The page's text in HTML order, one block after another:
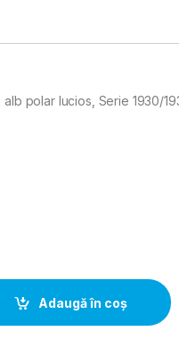
polar lucios, Serie 1930/
Difuzor/USB, alb polar
Adaugă în coș